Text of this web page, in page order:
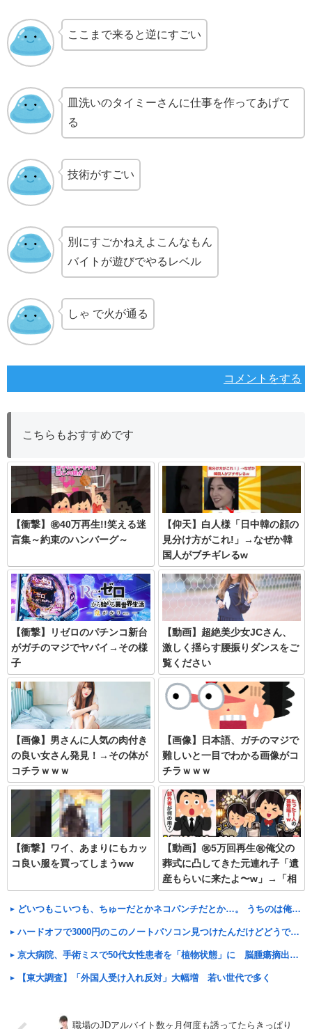
ここまで来ると逆にすごい
皿洗いのタイミーさんに仕事を作ってあげて
る
技術がすごい
別にすごかねえよこんなもん
バイトが遊びでやるレベル
しゃ で火が通る
コメントをする
こちらもおすすめです
【衝撃】㊗️40万再生!!笑える迷
言集～約束のハンバーグ～
【仰天】白人様「日中韓の顔の
見分け方がこれ!」→なぜか韓
国人がブチギレるw
【衝撃】リゼロのパチンコ新台
がガチのマジでヤバイ→その様
子
【動画】超絶美少女JCさん、
激しく揺らす腰振りダンスをご
覧ください
【画像】男さんに人気の肉付き
の良い女さん発見！→その体が
コチラｗｗｗ
【画像】日本語、ガチのマジで
難しいと一目でわかる画像がコ
チラｗｗｗ
【衝撃】ワイ、あまりにもカッ
コ良い服を買ってしまうww
【動画】㊗️5万回再生㊗️俺父の
葬式に凸してきた元連れ子「遺
産もらいに来たよ〜w」→「相
続権ゼロだよ」と伝えた結果w
どいつもこいつも、ちゅーだとかネコパンチだとか…。 うちのは俺を起こすとき、手足の指を噛みますが何か。【再】
ハードオフで3000円のこのノートパソコン見つけたんだけどどうですか？
京大病院、手術ミスで50代女性患者を「植物状態」に 脳腫瘍摘出手術で腫瘍の無い部位を摘出してしまう
【東大調査】「外国人受け入れ反対」大幅増 若い世代で多く
職場のJDアルバイト数ヶ月何度も誘ってたらきっぱり